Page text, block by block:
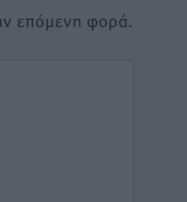
επόμενη φορά.